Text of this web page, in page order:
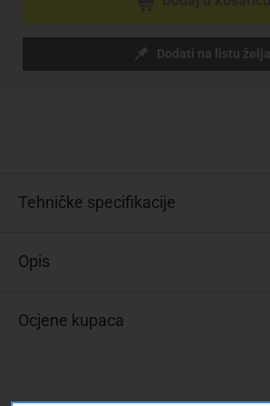
Dodati na listu želja
Tehničke specifikacije
Opis
Ocjene kupaca